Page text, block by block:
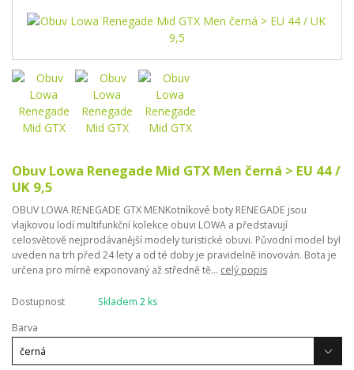
Obuv Lowa Renegade Mid GTX Men černá > EU 44 /
UK 9,5
OBUV LOWA RENEGADE GTX MENKotníkové boty RENEGADE jsou
vlajkovou lodí multifunkční kolekce obuvi LOWA a představují
celosvětově nejprodávanější modely turistické obuvi. Původní model byl
uveden na trh před 24 lety a od té doby je pravidelně inovován. Bota je
určena pro mírně exponovaný až středně tě... celý popis
Dostupnost
Skladem 2 ks
Barva